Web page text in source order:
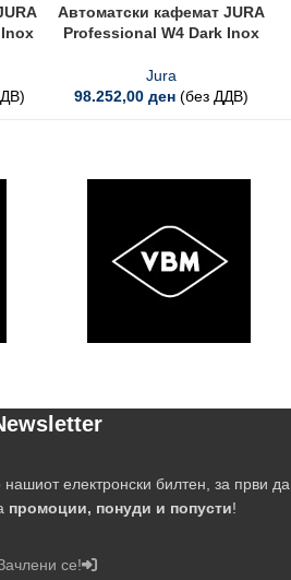
Автоматски кафемат JURA
Professional W4 Dark Inox
Jura
98.252,00 ден (без ДДВ)
електронски билтен, за први да
промоции, понуди и попусти!
се!